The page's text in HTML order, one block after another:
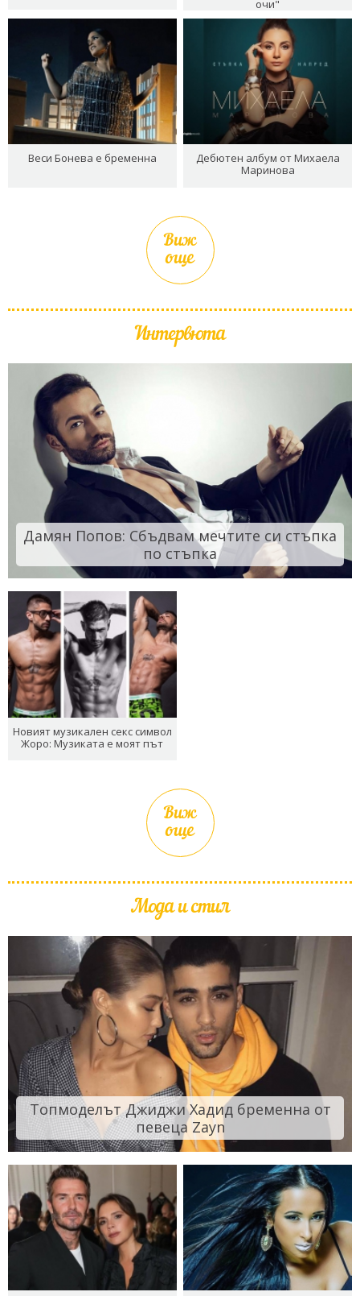
очи"
Веси Бонева е бременна
Дебютен албум от Михаела
Маринова
Виж
още
Интервюта
Дамян Попов: Сбъдвам мечтите си стъпка
по стъпка
Новият музикален секс символ
Жоро: Музиката е моят път
Виж
още
Мода и стил
Топмоделът Джиджи Хадид бременна от
певеца Zayn